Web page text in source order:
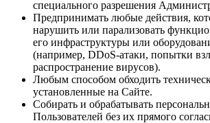
специального разрешения
Предпринимать любые действия,
нарушить или парализовать
его инфраструктуры или
(например, DDoS-атаки, попытки
распространение вирусов).
Любым способом обходить
установленные на Сайте.
Собирать и обрабатывать
Пользователей без их прямого